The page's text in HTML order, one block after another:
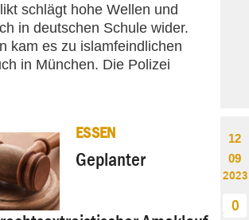
schlägt hohe Wellen und
in deutschen Schule wider.
kam es zu islamfeindlichen
in München. Die Polizei
ESSEN
Geplanter
12
09
2023
0